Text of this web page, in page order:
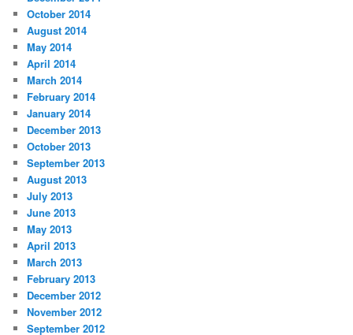
October 2014
August 2014
May 2014
April 2014
March 2014
February 2014
January 2014
December 2013
October 2013
September 2013
August 2013
July 2013
June 2013
May 2013
April 2013
March 2013
February 2013
December 2012
November 2012
September 2012